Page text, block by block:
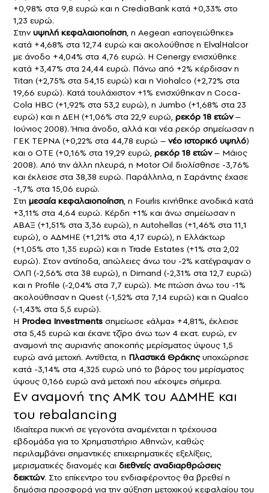
+0,98% στα 9,8 ευρώ και η CrediaBank κατά +0,33% στο
1,23 ευρώ.
Στηνυψηλή κεφαλαιοποίηση, η Aegean «απογειώθηκε»
κατά +4,68% στα 12,74 ευρώ και ακολούθησε η ElvalHalcor
με άνοδο +4,04% στα 4,76 ευρώ. Η Cenergy ενισχύθηκε
κατά +3,47% στα 24,44 ευρώ. Πάνω από +2% κέρδισαν η
Titan (+2,75% στα 54,15 ευρώ) και η Viohalco (+2,72% στα
19,66 ευρώ). Κατά τουλάχιστον +1% ενισχύθηκαν η Coca-
Cola HBC (+1,92% στα 53,2 ευρώ), η Jumbo (+1,68% στα 23
ευρώ) και η ΔΕΗ (+1,06% στα 22,9 ευρώ, ρεκόρ 18 ετών–
Ιούνιος 2008). Ήπια άνοδο, αλλά και νέα ρεκόρ σημείωσαν η
ΓΕΚ ΤΕΡΝΑ (+0,22% στα 44,78 ευρώ – νέο ιστορικό υψηλό)
και ο ΟΤΕ (+0,16% στα 19,29 ευρώ, ρεκόρ 18 ετών– Μάιος
2008). Από την άλλη πλευρά, η Motor Oil διολίσθησε -3,76%
και έκλεισε στα 38,38 ευρώ. Παράλληλα, η Σαράντης έχασε
-1,7% στα 15,06 ευρώ.
Στη μεσαία κεφαλαιοποίηση, η Fourlis κινήθηκε ανοδικά κατά
+3,11% στα 4,64 ευρώ. Κέρδη +1% και άνω σημείωσαν η
ΑΒΑΞ (+1,51% στα 3,36 ευρώ), η Autohellas (+1,46% στα 11,1
ευρώ), ο ΑΔΜΗΕ (+1,21% στα 4,17 ευρώ), η Ελλάκτωρ
(+1,05% στο 1,35 ευρώ) και η Trade Estates (+1% στα 2,02
ευρώ). Στον αντίποδα, απώλειες άνω του -2% κατέγραψαν ο
ΟΛΠ (-2,56% στα 38 ευρώ), η Dimand (-2,31% στα 12,7 ευρώ)
και η Profile (-2,04% στα 7,7 ευρώ). Με πτώση άνω του -1%
ακολούθησαν η Quest (-1,52% στα 7,14 ευρώ) και η Qualco
(-1,43% στα 5,5 ευρώ).
Η Prodea Investments σημείωσε «άλμα» +4,81%, έκλεισε
στα 5,45 ευρώ και έκανε τζίρο άνω των 4 εκατ. ευρώ, εν
αναμονή της αυριανής αποκοπής μερίσματος ύψους 1,5
ευρώ ανά μετοχή. Αντίθετα, η Πλαστικά Θράκηςυποχώρησε
κατά -3,14% στα 4,325 ευρώ υπό το βάρος του μερίσματος
ύψους 0,166 ευρώ ανά μετοχή που «έκοψε» σήμερα.
Εν αναμονή της ΑΜΚ του ΑΔΜΗΕ και
του rebalancing
Ιδιαίτερα πυκνή σε γεγονότα αναμένεται η τρέχουσα
εβδομάδα για το Χρηματιστήριο Αθηνών, καθώς
περιλαμβάνει σημαντικές επιχειρηματικές εξελίξεις,
μερισματικές διανομές και διεθνείς αναδιαρθρώσεις
δεικτών. Στο επίκεντρο του ενδιαφέροντος θα βρεθεί η
δημόσια προσφορά για την αύξηση μετοχικού κεφαλαίου του